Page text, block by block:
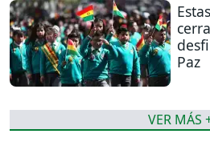
Paz
VER MÁS